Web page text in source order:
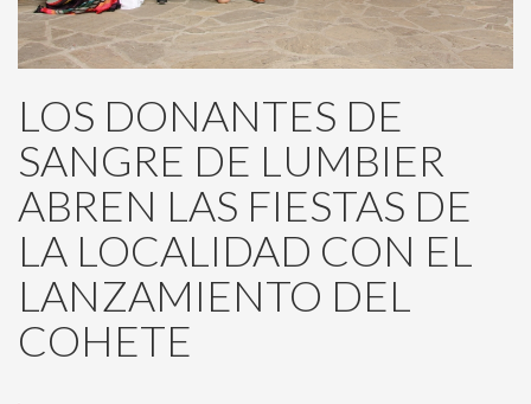
LOS DONANTES DE
SANGRE DE LUMBIER
ABREN LAS FIESTAS DE
LA LOCALIDAD CON EL
LANZAMIENTO DEL
COHETE